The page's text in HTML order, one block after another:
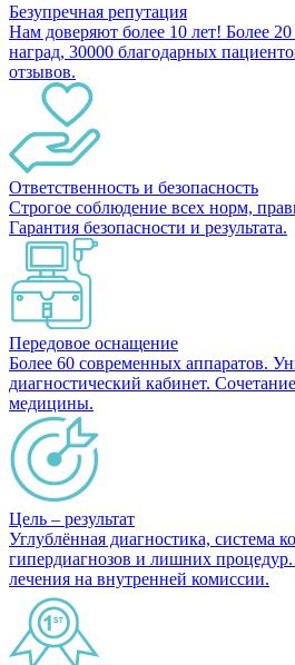
Безупречная репутация
Нам доверяют более 10 лет! Более
наград, 30000 благодарных
отзывов.
Ответственность и безопасность
Строгое соблюдение всех норм,
Гарантия безопасности и результата.
Передовое оснащение
Более 60 современных аппаратов.
диагностический кабинет.
медицины.
Цель – результат
Углублённая диагностика, система
гипердиагнозов и лишних
лечения на внутренней комиссии.